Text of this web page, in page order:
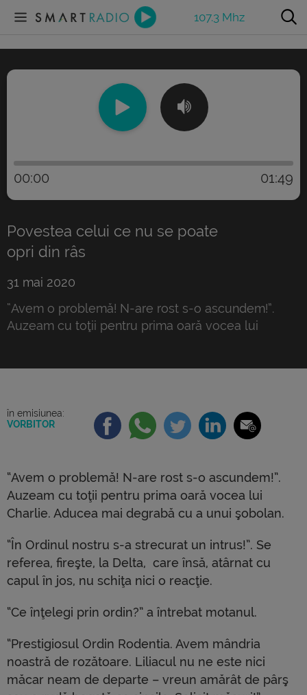
107.3 Mhz
00:00 01:49
Povestea celui ce nu se poate
opri din râs
31 mai 2020
“Avem o problemă! N-are rost s-o ascundem!”.
Auzeam cu toţii pentru prima oară vocea lui
întrebat motanul. “Prestigiosul Ordin […]
în emisiunea:
VORBITOR
“Avem o problemă! N-are rost s-o ascundem!”.
Auzeam cu toţii pentru prima oară vocea lui
Charlie. Aducea mai degrabă cu a unui şobolan.
“În Ordinul nostru s-a strecurat un intrus!”. Se
referea, fireşte, la Delta, care însă, atârnat cu
capul în jos, nu schiţa nici o reacţie.
“Ce înţelegi prin ordin?” a întrebat motanul.
“Prestigiosul Ordin Rodentia. Avem mândria
noastră de rozătoare. Liliacul nu ne este nici
măcar neam de departe – vreun amărât de pârş